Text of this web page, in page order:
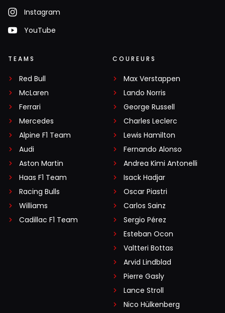
Instagram
YouTube
TEAMS
Red Bull
McLaren
Ferrari
Mercedes
Alpine F1 Team
Audi
Aston Martin
Haas F1 Team
Racing Bulls
Williams
Cadillac F1 Team
COUREURS
Max Verstappen
Lando Norris
George Russell
Charles Leclerc
Lewis Hamilton
Fernando Alonso
Andrea Kimi Antonelli
Isack Hadjar
Oscar Piastri
Carlos Sainz
Sergio Pérez
Esteban Ocon
Valtteri Bottas
Arvid Lindblad
Pierre Gasly
Lance Stroll
Nico Hülkenberg